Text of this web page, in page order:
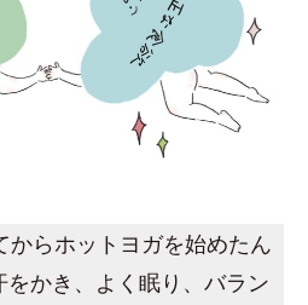
からホットヨガを始めたん
かき、よく眠り、バラン